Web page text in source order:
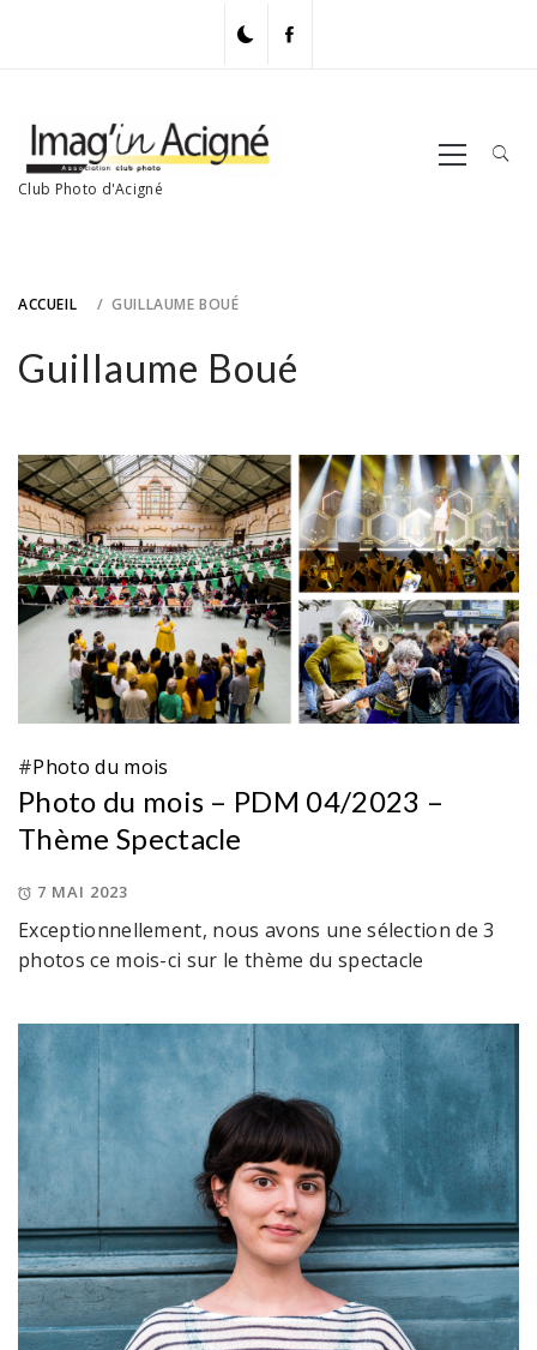
Club Photo d'Acigné
Primary
Menu
ACCUEIL GUILLAUME BOUÉ
Guillaume Boué
#Photo du mois
Photo du mois – PDM 04/2023 –
Thème Spectacle
7 MAI 2023
Exceptionnellement, nous avons une sélection de 3
photos ce mois-ci sur le thème du spectacle